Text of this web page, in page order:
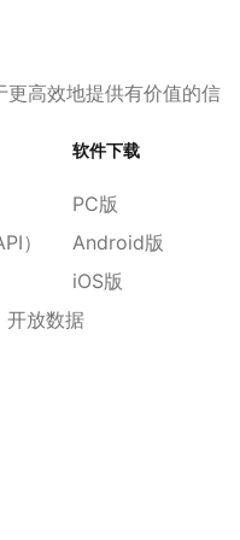
高效地提供有价值的信
）
放数据
软件下载
PC版
Android版
iOS版